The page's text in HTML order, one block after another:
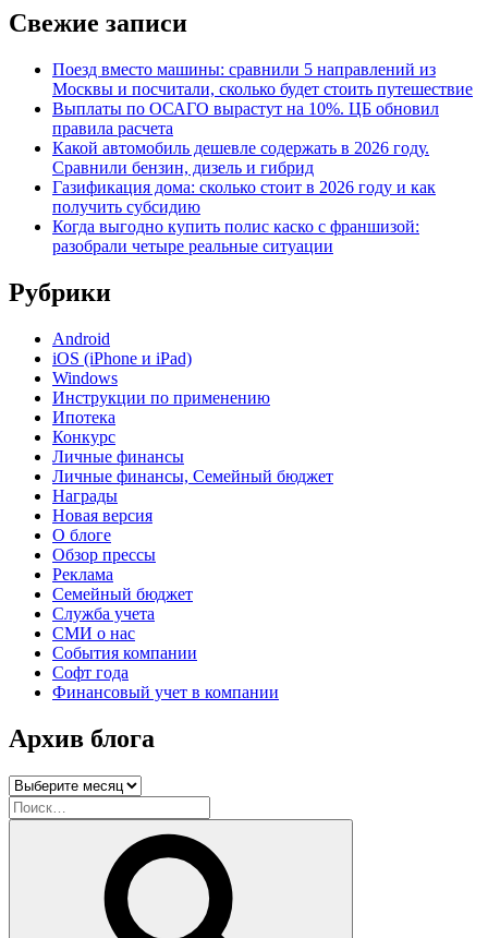
Свежие записи
Поезд вместо машины: сравнили 5 направлений из
Москвы и посчитали, сколько будет стоить путешествие
Выплаты по ОСАГО вырастут на 10%. ЦБ обновил
правила расчета
Какой автомобиль дешевле содержать в 2026 году.
Сравнили бензин, дизель и гибрид
Газификация дома: сколько стоит в 2026 году и как
получить субсидию
Когда выгодно купить полис каско с франшизой:
разобрали четыре реальные ситуации
Рубрики
Android
iOS (iPhone и iPad)
Windows
Инструкции по применению
Ипотека
Конкурс
Личные финансы
Личные финансы, Семейный бюджет
Награды
Новая версия
О блоге
Обзор прессы
Реклама
Семейный бюджет
Служба учета
СМИ о нас
События компании
Софт года
Финансовый учет в компании
Архив блога
Архив
блога
Искать: